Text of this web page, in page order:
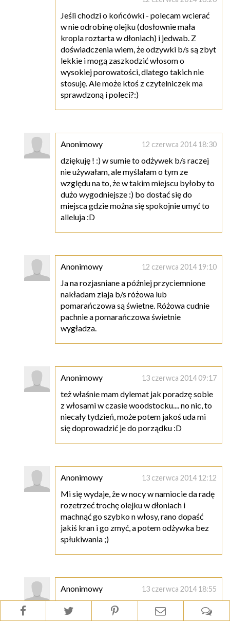
Jeśli chodzi o końcówki - polecam wcierać
w nie odrobinę olejku (dosłownie mała
kropla roztarta w dłoniach) i jedwab. Z
doświadczenia wiem, że odzywki b/s są zbyt
lekkie i mogą zaszkodzić włosom o
wysokiej porowatości, dlatego takich nie
stosuję. Ale może ktoś z czytelniczek ma
sprawdzoną i poleci?:)
Anonimowy 12 czerwca 2014 18:30
dziękuję ! :) w sumie to odżywek b/s raczej
nie używałam, ale myślałam o tym ze
względu na to, że w takim miejscu byłoby to
dużo wygodniejsze :) bo dostać się do
miejsca gdzie można się spokojnie umyć to
alleluja :D
Anonimowy 12 czerwca 2014 19:10
Ja na rozjasniane a później przyciemnione
nakładam ziaja b/s różowa lub
pomarańczowa są świetne. Różowa cudnie
pachnie a pomarańczowa świetnie
wygładza.
Anonimowy 13 czerwca 2014 09:17
też właśnie mam dylemat jak poradzę sobie
z włosami w czasie woodstocku.... no nic, to
niecały tydzień, może potem jakoś uda mi
się doprowadzić je do porządku :D
Anonimowy 13 czerwca 2014 12:12
Mi się wydaje, że w nocy w namiocie da radę
rozetrzeć trochę olejku w dłoniach i
machnąć go szybko n włosy, rano dopaść
jakiś kran i go zmyć, a potem odżywka bez
spłukiwania ;)
Anonimowy 13 czerwca 2014 18:55
Czemu odżywki d/s mogą zaszkodzić
włosom wysokoporowatym? Mam takie